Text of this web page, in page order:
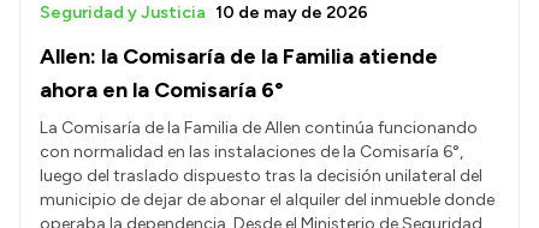
Allen: la Comisaría de la Familia atiende
ahora en la Comisaría 6°
Seguridad y Justicia 10 de may de 2026
La Comisaría de la Familia de Allen continúa funcionando
con normalidad en las instalaciones de la Comisaría 6°,
luego del traslado dispuesto tras la decisión unilateral del
municipio de dejar de abonar el alquiler del inmueble donde
operaba la dependencia. Desde el Ministerio de Seguridad